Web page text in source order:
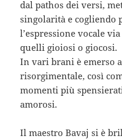
dal pathos dei versi,
singolarità e cogliendo
l’espressione vocale
quelli gioiosi o giocosi.
In vari brani è emerso
risorgimentale, così
momenti più
amorosi.
Il maestro Bavaj si è